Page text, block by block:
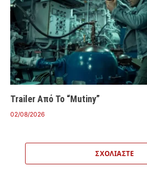
Trailer Από Το “Mutiny”
02/08/2026
ΣΧΟΛΙΆΣΤΕ